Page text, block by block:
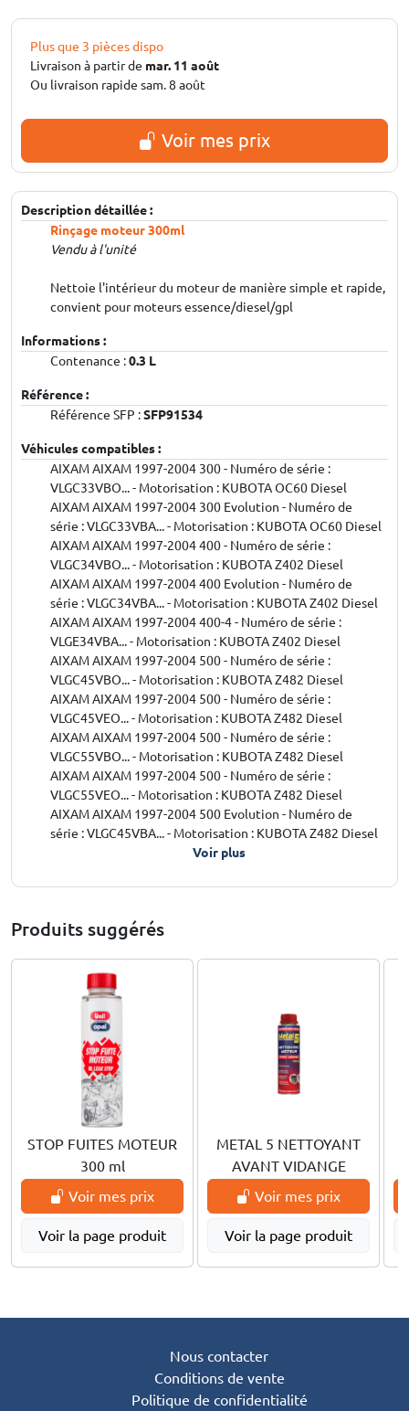
Plus que 3 pièces dispo
Livraison à partir de mar. 11 août
Ou livraison rapide sam. 8 août
Voir mes prix
Description détaillée :
Rinçage moteur 300ml
Vendu à l'unité
Nettoie l'intérieur du moteur de manière simple et rapide,
convient pour moteurs essence/diesel/gpl
Informations :
Contenance :0.3 L
Référence :
Référence SFP :SFP91534
Véhicules compatibles :
AIXAM AIXAM 1997-2004 300 - Numéro de série :
VLGC33VBO... - Motorisation : KUBOTA OC60 Diesel
AIXAM AIXAM 1997-2004 300 Evolution - Numéro de
série : VLGC33VBA... - Motorisation : KUBOTA OC60 Diesel
AIXAM AIXAM 1997-2004 400 - Numéro de série :
VLGC34VBO... - Motorisation : KUBOTA Z402 Diesel
AIXAM AIXAM 1997-2004 400 Evolution - Numéro de
série : VLGC34VBA... - Motorisation : KUBOTA Z402 Diesel
AIXAM AIXAM 1997-2004 400-4 - Numéro de série :
VLGE34VBA... - Motorisation : KUBOTA Z402 Diesel
AIXAM AIXAM 1997-2004 500 - Numéro de série :
VLGC45VBO... - Motorisation : KUBOTA Z482 Diesel
AIXAM AIXAM 1997-2004 500 - Numéro de série :
VLGC45VEO... - Motorisation : KUBOTA Z482 Diesel
AIXAM AIXAM 1997-2004 500 - Numéro de série :
VLGC55VBO... - Motorisation : KUBOTA Z482 Diesel
AIXAM AIXAM 1997-2004 500 - Numéro de série :
VLGC55VEO... - Motorisation : KUBOTA Z482 Diesel
AIXAM AIXAM 1997-2004 500 Evolution - Numéro de
série : VLGC45VBA... - Motorisation : KUBOTA Z482 Diesel
Voir plus
Produits suggérés
STOP FUITES MOTEUR
300 ml
Voir mes prix
Voir la page produit
METAL 5 NETTOYANT
AVANT VIDANGE
Voir mes prix
Voir la page produit
Nous contacter
Conditions de vente
Politique de confidentialité